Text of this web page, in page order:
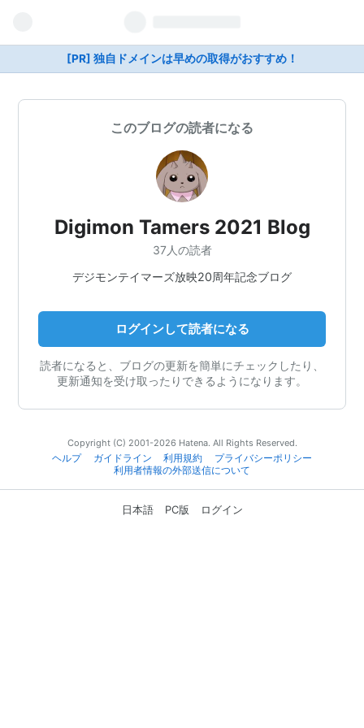
[PR] 独自ドメインは早めの取得がおすすめ！
このブログの読者になる
Digimon Tamers 2021 Blog
37人の読者
デジモンテイマーズ放映20周年記念ブログ
ログインして読者になる
読者になると、ブログの更新を簡単にチェックしたり、
更新通知を受け取ったりできるようになります。
Copyright (C) 2001-2026 Hatena. All Rights Reserved.
ヘルプ
ガイドライン 利用規約
プライバシーポリシー
利用者情報の外部送信について
日本語 PC版 ログイン